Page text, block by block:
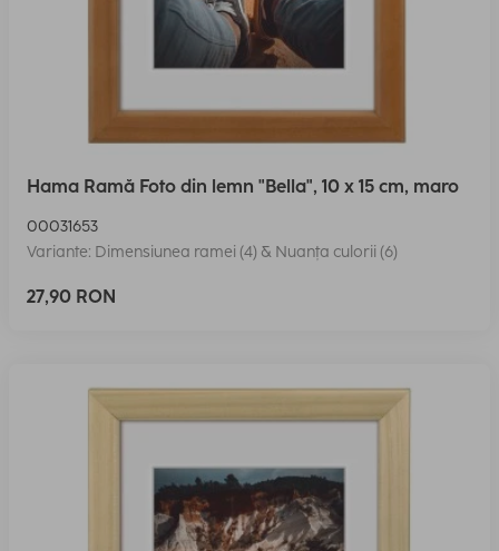
Hama Ramă Foto din lemn "Bella", 10 x 15 cm, maro
00031653
Variante: Dimensiunea ramei (4) & Nuanța culorii (6)
27,90 RON